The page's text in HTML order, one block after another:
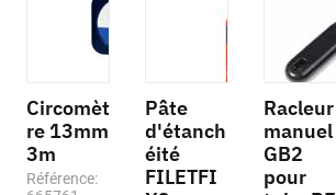
Circomèt
re 13mm
3m
Référence:
Pâte
d'étanch
éité
FILETFI
Racleur
manuel
GB2
pour